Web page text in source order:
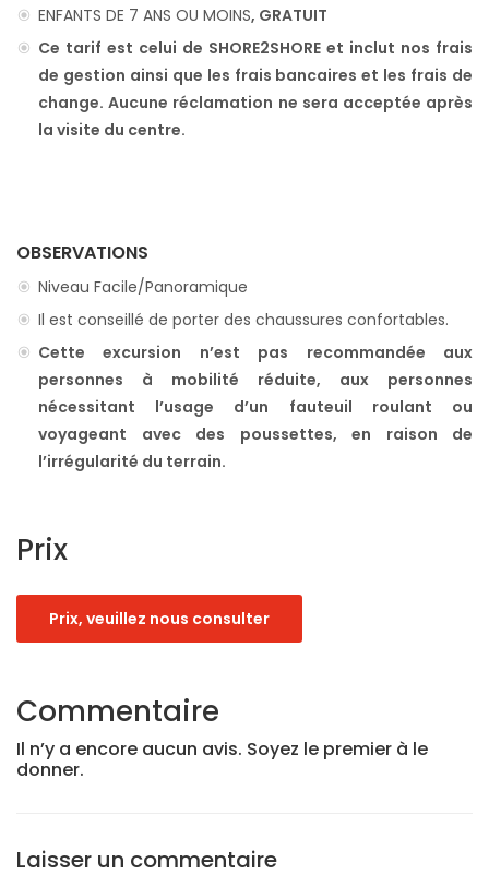
ENFANTS DE 7 ANS OU MOINS, GRATUIT
Ce tarif est celui de SHORE2SHORE et inclut nos frais
de gestion ainsi que les frais bancaires et les frais de
change. Aucune réclamation ne sera acceptée après
la visite du centre.
OBSERVATIONS
Niveau Facile/Panoramique
Il est conseillé de porter des chaussures confortables.
Cette excursion n’est pas recommandée aux
personnes à mobilité réduite, aux personnes
nécessitant l’usage d’un fauteuil roulant ou
voyageant avec des poussettes, en raison de
l’irrégularité du terrain.
Prix
Prix, veuillez nous consulter
Commentaire
Il n’y a encore aucun avis. Soyez le premier à le
donner.
Laisser un commentaire